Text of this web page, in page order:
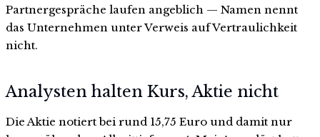
Partnergespräche laufen angeblich — Namen nennt
das Unternehmen unter Verweis auf Vertraulichkeit
nicht.
Analysten halten Kurs, Aktie nicht
Die Aktie notiert bei rund 15,75 Euro und damit nur